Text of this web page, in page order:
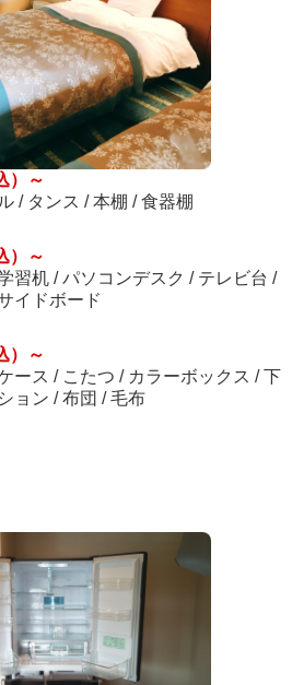
）～
/ タンス / 本棚 / 食器棚
）～
習机 / パソコンデスク / テレビ台 /
イドボード
）～
ース / こたつ / カラーボックス / 下
ョン / 布団 / 毛布